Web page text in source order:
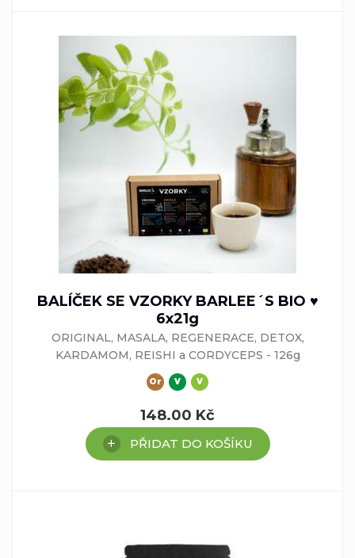
BALÍČEK SE VZORKY BARLEE´S BIO ♥
6x21g
ORIGINAL, MASALA, REGENERACE, DETOX,
KARDAMOM, REISHI a CORDYCEPS - 126g
Or V V
148.00 Kč
PŘIDAT DO KOŠÍKU